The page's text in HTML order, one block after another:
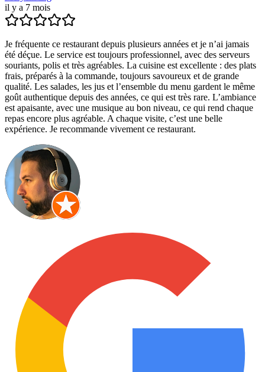
il y a 7 mois
Je fréquente ce restaurant depuis plusieurs années et je n’ai jamais
été déçue. Le service est toujours professionnel, avec des serveurs
souriants, polis et très agréables. La cuisine est excellente : des plats
frais, préparés à la commande, toujours savoureux et de grande
qualité. Les salades, les jus et l’ensemble du menu gardent le même
goût authentique depuis des années, ce qui est très rare. L’ambiance
est apaisante, avec une musique au bon niveau, ce qui rend chaque
repas encore plus agréable. A chaque visite, c’est une belle
expérience. Je recommande vivement ce restaurant.